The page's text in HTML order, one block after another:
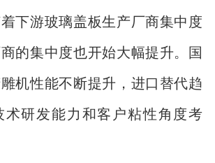
下游玻璃盖板生产厂商集中度
的集中度也开始大幅提升。国
机性能不断提升，进口替代趋
术研发能力和客户粘性角度考